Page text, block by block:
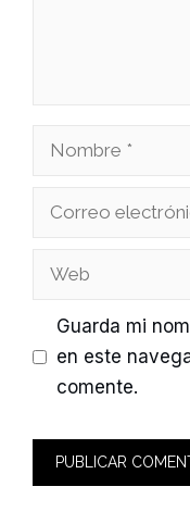
Nombre
Correo
Web
Guarda mi
en este
comente.